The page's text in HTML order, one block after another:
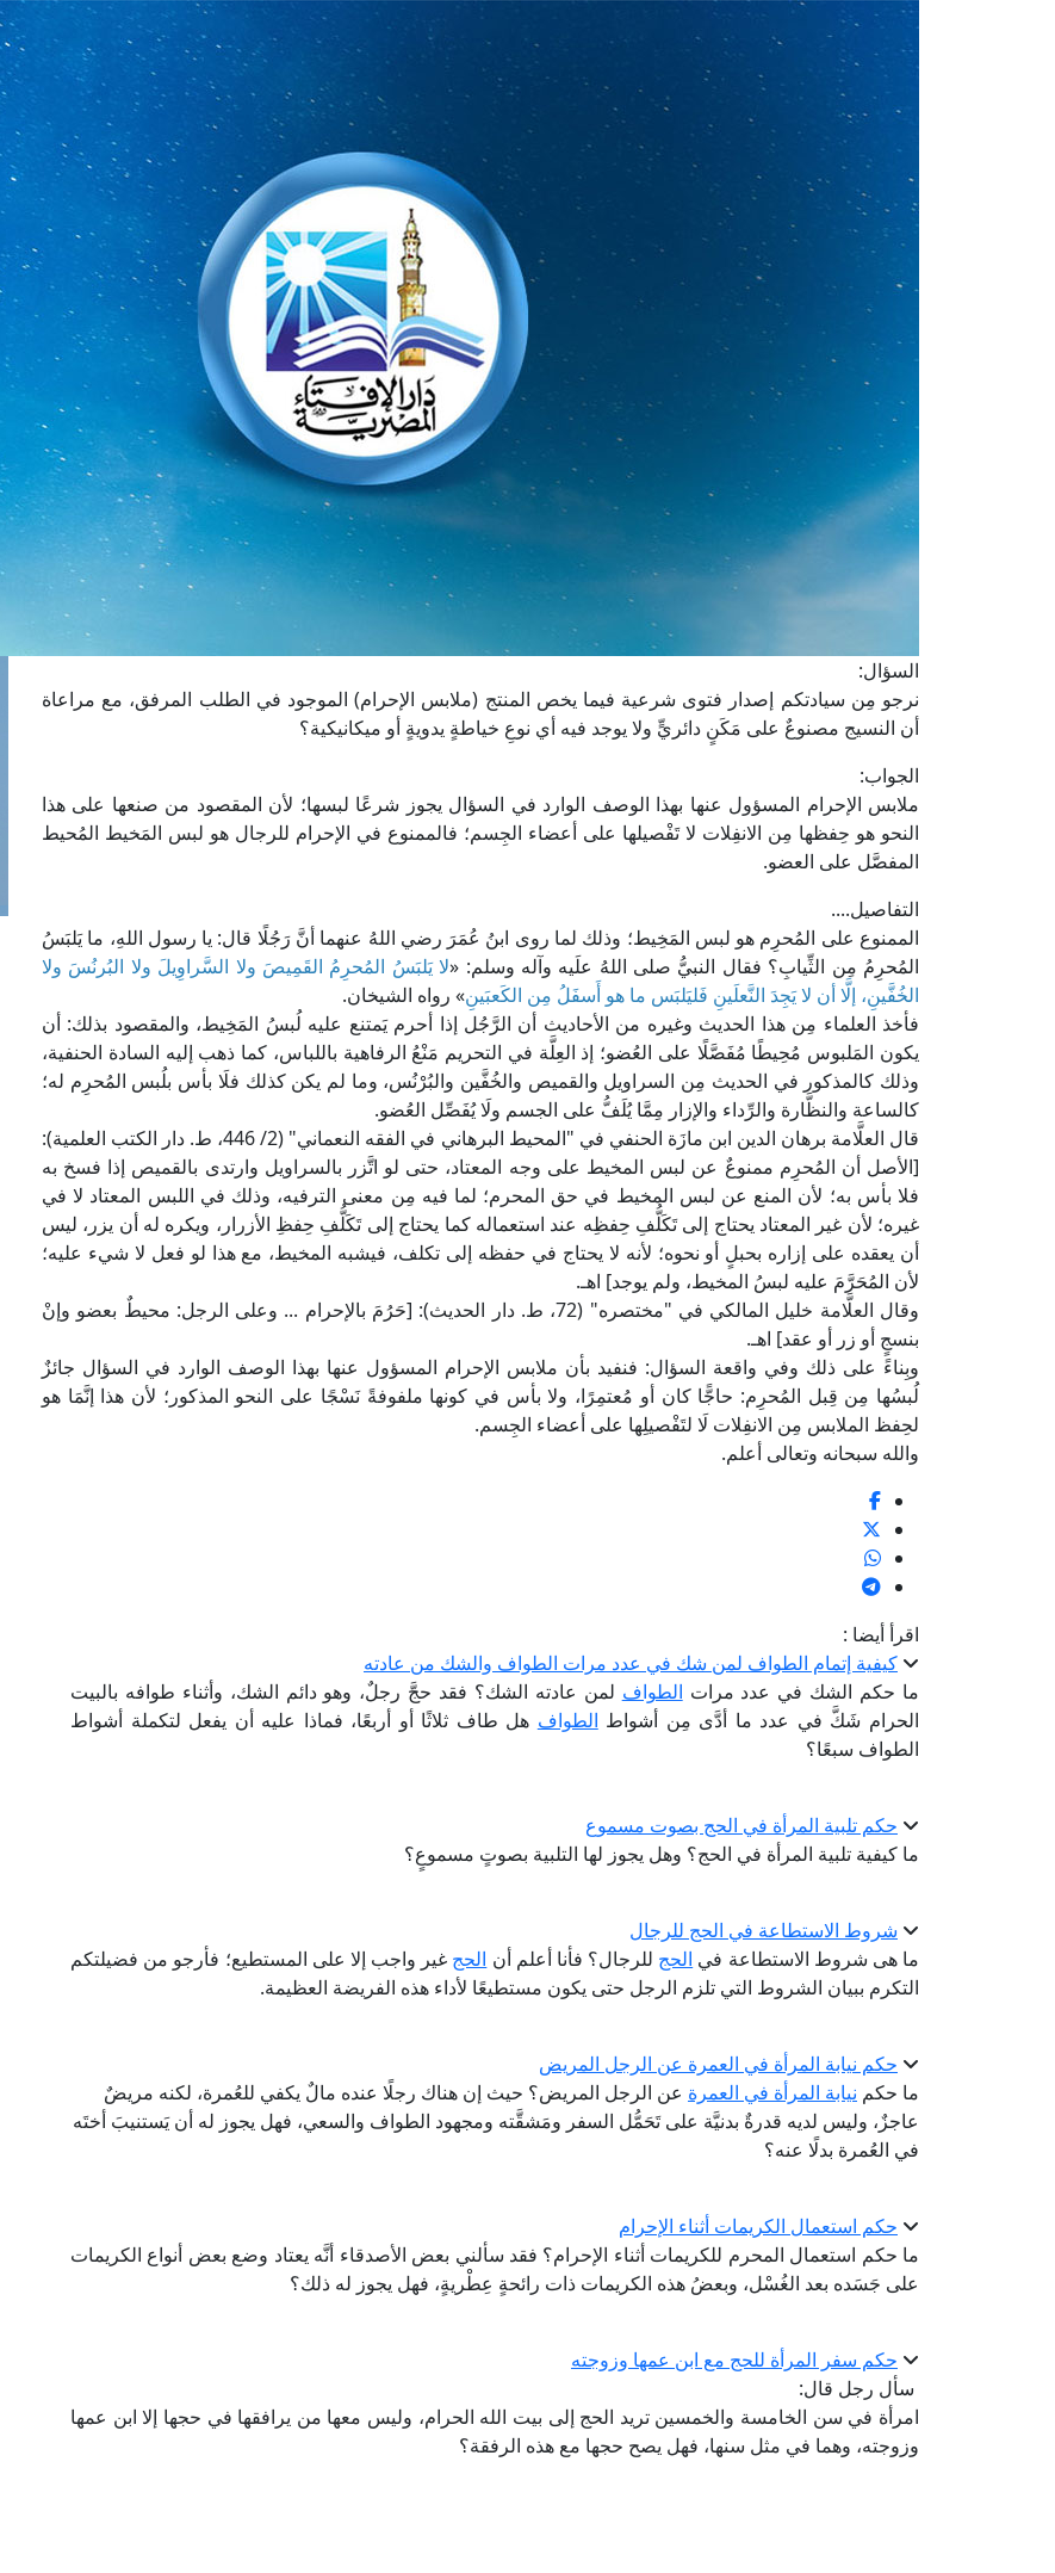
السؤال:
نرجو مِن سيادتكم إصدار فتوى شرعية فيما يخص المنتج (ملابس الإحرام) الموجود في الطلب المرفق، مع مراعاة
أن النسيج مصنوعٌ على مَكَنٍ دائريٍّ ولا يوجد فيه أي نوعِ خياطةٍ يدويةٍ أو ميكانيكية؟
الجواب:
ملابس الإحرام المسؤول عنها بهذا الوصف الوارد في السؤال يجوز شرعًا لبسها؛ لأن المقصود من صنعها على هذا
النحو هو حِفظها مِن الانفِلات لا تَفْصيلها على أعضاء الجِسم؛ فالممنوع في الإحرام للرجال هو لبس المَخيط المُحيط
المفصَّل على العضو.
التفاصيل....
الممنوع على المُحرِم هو لبس المَخِيط؛ وذلك لما روى ابنُ عُمَرَ رضي اللهُ عنهما أنَّ رَجُلًا قال: يا رسول اللهِ، ما يَلبَسُ
المُحرِمُ مِن الثِّيابِ؟ فقال النبيُّ صلى اللهُ علَيه وآله وسلم: «لا يَلبَسُ المُحرِمُ القَمِيصَ ولا السَّراوِيلَ ولا البُرنُسَ ولا
الخُفَّينِ، إلَّا أن لا يَجِدَ النَّعلَينِ فَليَلبَس ما هو أَسفَلُ مِن الكَعبَينِ» رواه الشيخان.
فأخذ العلماء مِن هذا الحديث وغيره من الأحاديث أن الرَّجُل إذا أحرم يَمتنع عليه لُبسُ المَخِيط، والمقصود بذلك: أن
يكون المَلبوس مُحِيطًا مُفَصَّلًا على العُضو؛ إذ العِلَّة في التحريم مَنْعُ الرفاهية باللباس، كما ذهب إليه السادة الحنفية،
وذلك كالمذكور في الحديث مِن السراويل والقميص والخُفَّين والبُرْنُس، وما لم يكن كذلك فلَا بأس بلُبس المُحرِم له؛
كالساعة والنظَّارة والرِّداء والإزار مِمَّا يُلَفُّ على الجسم ولَا يُفَصِّل العُضو.
قال العلَّامة برهان الدين ابن مازَة الحنفي في "المحيط البرهاني في الفقه النعماني" (2/ 446، ط. دار الكتب العلمية):
[الأصل أن المُحرِم ممنوعٌ عن لبس المخيط على وجه المعتاد، حتى لو اتَّزر بالسراويل وارتدى بالقميص إذا فسخ به
فلا بأس به؛ لأن المنع عن لبس المخيط في حق المحرم؛ لما فيه مِن معنى الترفيه، وذلك في اللبس المعتاد لا في
غيره؛ لأن غير المعتاد يحتاج إلى تَكَلُّفِ حِفظِه عند استعماله كما يحتاج إلى تَكَلُّفِ حِفظِ الأزرار، ويكره له أن يزر، ليس
أن يعقده على إزاره بحبلٍ أو نحوه؛ لأنه لا يحتاج في حفظه إلى تكلف، فيشبه المخيط، مع هذا لو فعل لا شيء عليه؛
لأن المُحَرَّمَ عليه لبسُ المخيط، ولم يوجد] اهـ.
وقال العلَّامة خليل المالكي في "مختصره" (72، ط. دار الحديث): [حَرُمَ بالإحرام ... وعلى الرجل: محيطٌ بعضو وإنْ
بنسجٍ أو زر أو عقد] اهـ.
وبِناءً على ذلك وفي واقعة السؤال: فنفيد بأن ملابس الإحرام المسؤول عنها بهذا الوصف الوارد في السؤال جائزٌ
لُبسُها مِن قِبل المُحرِم: حاجًّا كان أو مُعتمِرًا، ولا بأس في كونها ملفوفةً نَسْجًا على النحو المذكور؛ لأن هذا إنَّمَا هو
لحِفظ الملابس مِن الانفِلات لَا لتَفْصيلِها على أعضاء الجِسم.
والله سبحانه وتعالى أعلم.
اقرأ أيضا :
كيفية إتمام الطواف لمن شك في عدد مرات الطواف والشك من عادته
ما حكم الشك في عدد مرات الطواف لمن عادته الشك؟ فقد حجَّ رجلٌ، وهو دائم الشك، وأثناء طوافه بالبيت
الحرام شَكَّ في عدد ما أدَّى مِن أشواط الطواف هل طاف ثلاثًا أو أربعًا، فماذا عليه أن يفعل لتكملة أشواط
الطواف سبعًا؟
حكم تلبية المرأة في الحج بصوت مسموع
ما كيفية تلبية المرأة في الحج؟ وهل يجوز لها التلبية بصوتٍ مسموعٍ؟
شروط الاستطاعة في الحج للرجال
ما هى شروط الاستطاعة في الحج للرجال؟ فأنا أعلم أن الحج غير واجب إلا على المستطيع؛ فأرجو من فضيلتكم
التكرم ببيان الشروط التي تلزم الرجل حتى يكون مستطيعًا لأداء هذه الفريضة العظيمة.
حكم نيابة المرأة في العمرة عن الرجل المريض
ما حكم نيابة المرأة في العمرة عن الرجل المريض؟ حيث إن هناك رجلًا عنده مالٌ يكفي للعُمرة، لكنه مريضٌ
عاجزٌ، وليس لديه قدرةٌ بدنيَّة على تَحَمُّل السفر ومَشقَّته ومجهود الطواف والسعي، فهل يجوز له أن يَستنيبَ أختَه
في العُمرة بدلًا عنه؟
حكم استعمال الكريمات أثناء الإحرام
ما حكم استعمال المحرم للكريمات أثناء الإحرام؟ فقد سألني بعض الأصدقاء أنَّه يعتاد وضع بعض أنواع الكريمات
على جَسَده بعد الغُسْل، وبعضُ هذه الكريمات ذات رائحةٍ عِطْريةٍ، فهل يجوز له ذلك؟
حكم سفر المرأة للحج مع ابن عمها وزوجته
سأل رجل قال:
امرأة في سن الخامسة والخمسين تريد الحج إلى بيت الله الحرام، وليس معها من يرافقها في حجها إلا ابن عمها
وزوجته، وهما في مثل سنها، فهل يصح حجها مع هذه الرفقة؟